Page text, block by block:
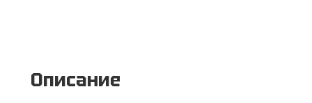
Описание